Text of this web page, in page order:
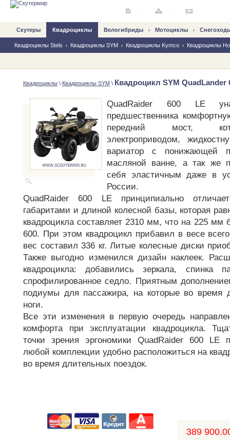
Скутеры Квадроциклы
Квадроциклы Stels Квадроциклы SYM Квадроциклы Kymco Квадроциклы
Велогибриды Mотоциклы
Квадроциклы \ Квадроциклы SYM \ Квадроцикл SYM QuadLander
QuadRaider 600 LE
предшественника
передний мост,
электроприводом,
вариатор с понижающей
масляной ванне, а так же
себя эластичным даже в
России.
QuadRaider 600 LE принципиально
габаритами и длиной колесной базы, которая
квадроцикла составляет 2310 мм, что на 225 мм
600. При этом квадроцикл прибавил в весе
вес составил 336 кг. Литые колесные диски
Также выгодно изменился дизайн наклеек.
квадроцикла: добавились зеркала, спинка
спрофилированное седло. Приятным
подиумы для пассажира, на которые во время
ноги.
Все эти изменения в первую очередь
комфорта при эксплуатации квадроцикла.
точки зрения эргономики QuadRaider 600 LE
любой комплекции удобно расположиться на
во время длительных поездок.
389